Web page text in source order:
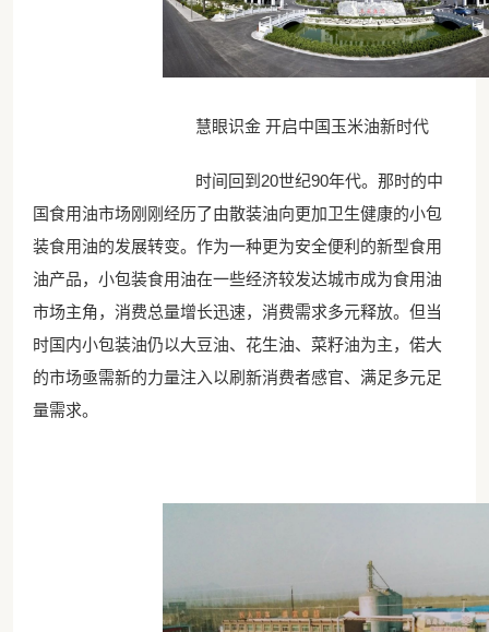
慧眼识金 开启中国玉米油新时代
时间回到20世纪90年代。那时的中
国食用油市场刚刚经历了由散装油向更加卫生健康的小包
装食用油的发展转变。作为一种更为安全便利的新型食用
油产品，小包装食用油在一些经济较发达城市成为食用油
市场主角，消费总量增长迅速，消费需求多元释放。但当
时国内小包装油仍以大豆油、花生油、菜籽油为主，偌大
的市场亟需新的力量注入以刷新消费者感官、满足多元足
量需求。